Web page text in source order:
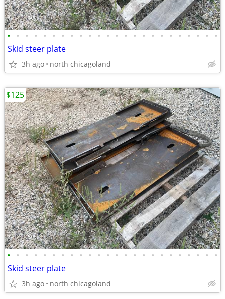
• • • • • • • • • • • • • • • • • • • • • • • •
Skid steer plate
3h ago north chicagoland
• • • • • • • • • • • • • • • • • • • • • • • •
Skid steer plate
3h ago north chicagoland
$125